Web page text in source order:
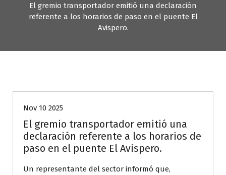
El gremio transportador emitió una declaración
referente a los horarios de paso en el puente El
Avispero.
Nov 10 2025
El gremio transportador emitió una
declaración referente a los horarios de
paso en el puente El Avispero.
Un representante del sector informó que,